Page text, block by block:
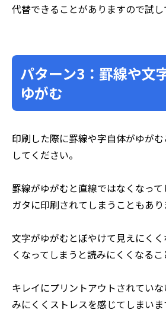
代替できることがありますので試し
パターン3：罫線や文
ゆがむ
印刷した際に罫線や字自体がゆが
してください。
罫線がゆがむと直線ではなくなっ
ガタに印刷されてしまうこともあり
文字がゆがむとぼやけて見えにく
くなってしまうと読みにくくなるこ
キレイにプリントアウトされてい
みにくくストレスを感じてしまい